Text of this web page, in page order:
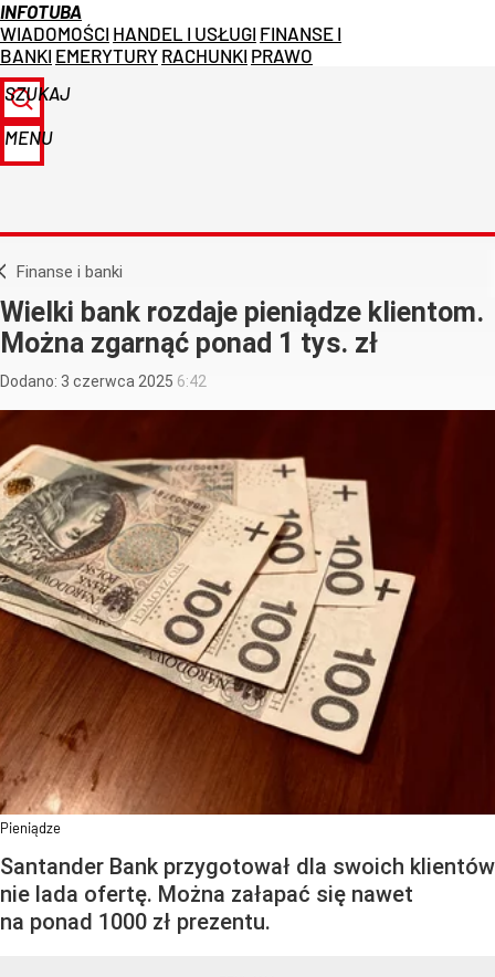
INFOTUBA
WIADOMOŚCI HANDEL I USŁUGI FINANSE I
BANKI EMERYTURY RACHUNKI PRAWO
SZUKAJ
MENU
Finanse i banki
Wielki bank rozdaje pieniądze klientom.
Można zgarnąć ponad 1 tys. zł
Dodano: 3 czerwca 2025 6:42
Pieniądze
Santander Bank przygotował dla swoich klientów
nie lada ofertę. Można załapać się nawet
na ponad 1000 zł prezentu.